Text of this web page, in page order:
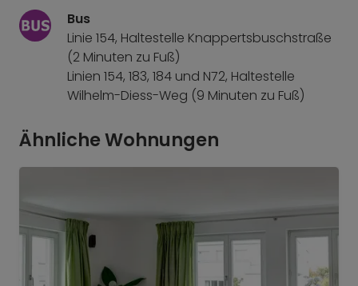
Bus
Linie 154, Haltestelle Knappertsbuschstraße
(2 Minuten zu Fuß)
Linien 154, 183, 184 und N72, Haltestelle
Wilhelm-Diess-Weg (9 Minuten zu Fuß)
Ähnliche Wohnungen